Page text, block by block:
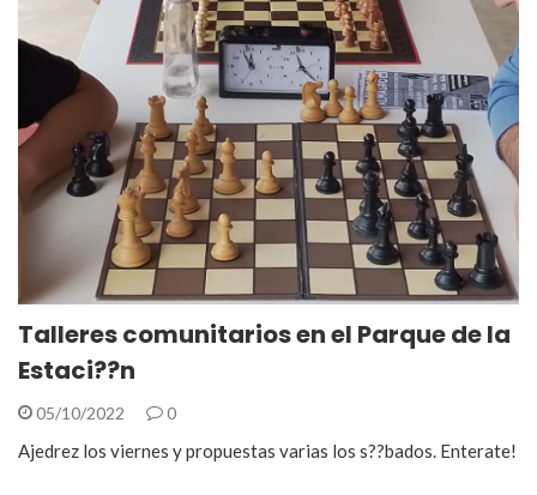
Talleres comunitarios en el Parque de la
Estaci??n
05/10/2022 0
Ajedrez los viernes y propuestas varias los s??bados. Enterate!